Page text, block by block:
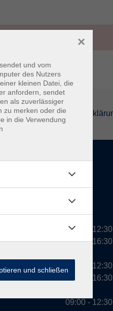
09:00 -
13:00 -
10:00 -
13:00 -
09:00 -
und vom
des Nutzers
kleinen Datei, die
anfordern, sendet
als zuverlässiger
zu merken oder die
in die Verwendung
×
und schließen